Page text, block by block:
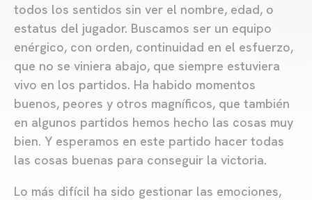
todos los sentidos sin ver el nombre, edad, o
estatus del jugador. Buscamos ser un equipo
enérgico, con orden, continuidad en el esfuerzo,
que no se viniera abajo, que siempre estuviera
vivo en los partidos. Ha habido momentos
buenos, peores y otros magníficos, que también
en algunos partidos hemos hecho las cosas muy
bien. Y esperamos en este partido hacer todas
las cosas buenas para conseguir la victoria.
Lo más difícil ha sido gestionar las emociones,